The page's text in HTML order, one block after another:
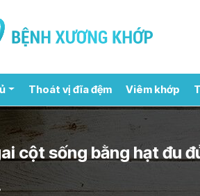
Thoát vị đĩa đệm Viêm khớp
cột sống bằng hạt đu